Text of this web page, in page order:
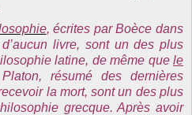
, écrites par Boèce dans
livre, sont un des plus
latine, de même que le
résumé des dernières
la mort, sont un des plus
grecque. Après avoir